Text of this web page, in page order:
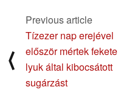
⟨
Previous article
Tízezer nap erejével
először mértek fekete
lyuk által kibocsátott
sugárzást